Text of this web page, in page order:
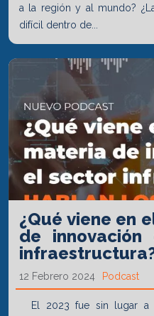
a la región y al mundo?
difícil dentro de...
¿Qué viene en
de
12 Febrero 2024 Podcast
El 2023 fue sin lugar a